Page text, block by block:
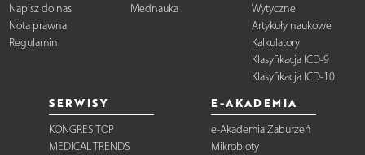
Napisz do nas
Nota prawna
Regulamin
Mednauka
Wytyczne
Artykuły naukowe
Kalkulatory
Klasyfikacja ICD-9
Klasyfikacja ICD-10
SERWISY
KONGRES TOP
MEDICAL TRENDS
E-AKADEMIA
e-Akademia Zaburzeń
Mikrobioty